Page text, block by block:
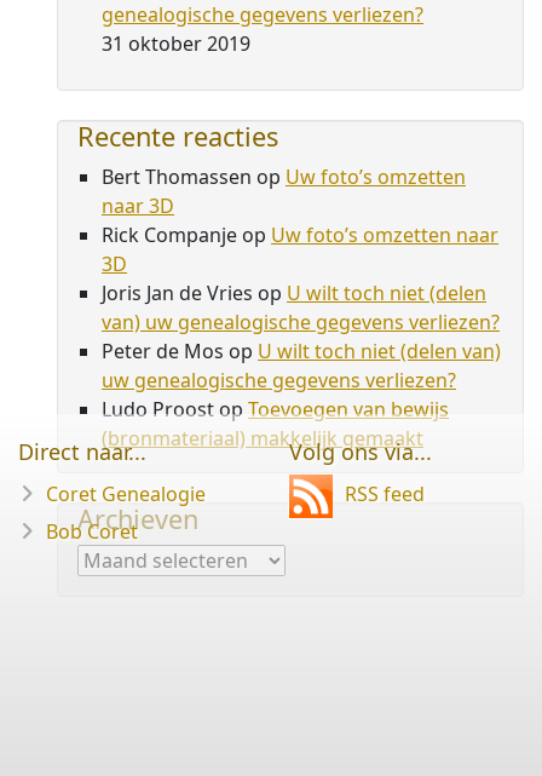
genealogische gegevens verliezen?
31 oktober 2019
Recente reacties
Bert Thomassen op Uw foto’s omzetten
naar 3D
Rick Companje op Uw foto’s omzetten naar
3D
Joris Jan de Vries op U wilt toch niet (delen
van) uw genealogische gegevens verliezen?
Peter de Mos op U wilt toch niet (delen van)
uw genealogische gegevens verliezen?
Ludo Proostop Toevoegen van bewijs
(bronmateriaal) makkelijk gemaakt
Archieven
Archieven
Direct naar...
Coret Genealogie
Bob Coret
Volg ons via...
RSS feed